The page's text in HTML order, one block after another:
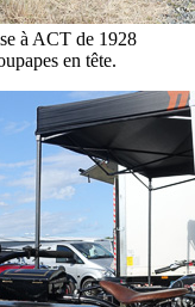
à ACT de 1928
en tête.